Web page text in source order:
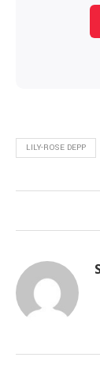
LILY-ROSE DEPP